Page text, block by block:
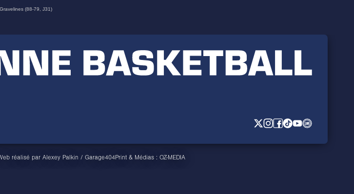
(88-79, J31)
réalisé par Alexey Palkin / Garage404Print & Médias : OZ-MEDIA